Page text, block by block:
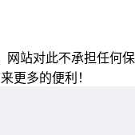
网站对此不承担任何保
更多的便利！